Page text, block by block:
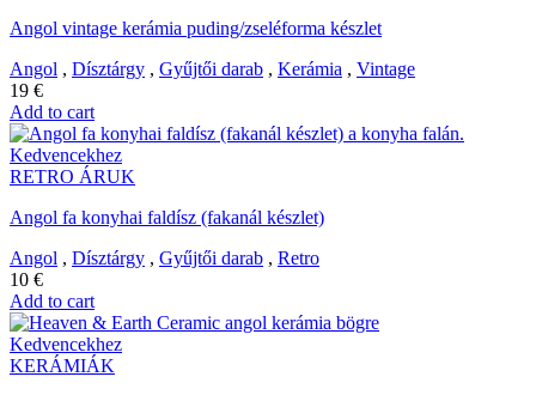
Angol vintage kerámia puding/zseléforma készlet
Angol , Dísztárgy , Gyűjtői darab , Kerámia , Vintage
19 €
Add to cart
Kedvencekhez
RETRO ÁRUK
Angol fa konyhai faldísz (fakanál készlet)
Angol , Dísztárgy , Gyűjtői darab , Retro
10 €
Add to cart
Kedvencekhez
KERÁMIÁK